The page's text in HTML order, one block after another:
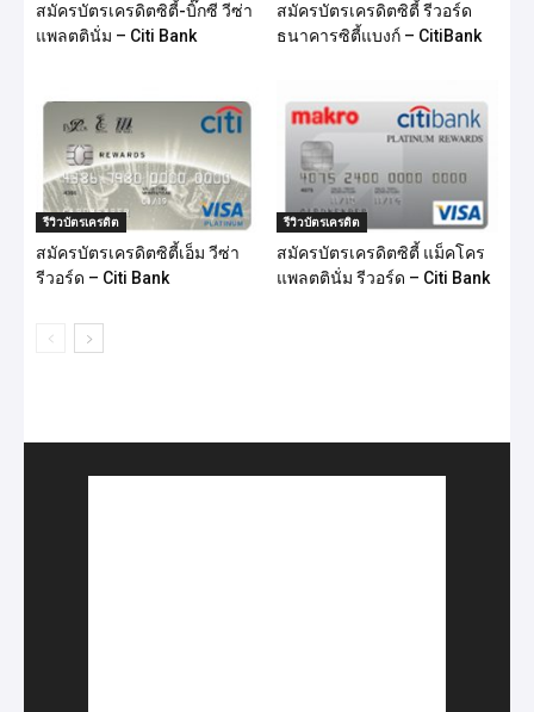
สมัครบัตรเครดิตซิตี้-บิ๊กซี วีซ่า
แพลตตินั่ม – Citi Bank
สมัครบัตรเครดิตซิตี้ รีวอร์ด
ธนาคารซิตี้แบงก์ – CitiBank
รีวิวบัตรเครดิต
สมัครบัตรเครดิตซิตี้เอ็ม วีซ่า
รีวอร์ด – Citi Bank
รีวิวบัตรเครดิต
สมัครบัตรเครดิตซิตี้ แม็คโคร
แพลตตินั่ม รีวอร์ด – Citi Bank